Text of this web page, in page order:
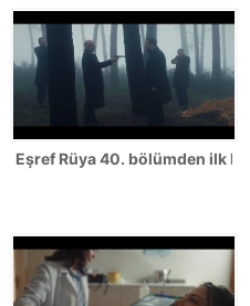
Eşref Rüya 40. bölümden ilk